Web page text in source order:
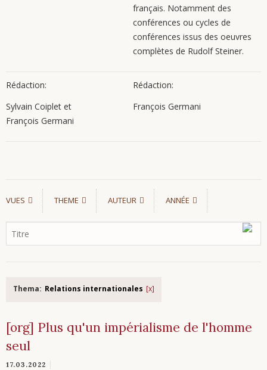
français. Notamment des
conférences ou cycles de
conférences issus des oeuvres
complètes de Rudolf Steiner.
Rédaction:
Sylvain Coiplet et
François Germani
Rédaction:
François Germani
VUES THEME AUTEUR ANNÉE
Thema: Relations internationales
[org] Plus qu'un impérialisme de l'homme
seul
17.03.2022